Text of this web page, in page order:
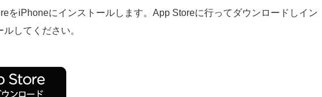
をiPhoneにインストールします。App Storeに行ってダウンロードしイン
ルしてください。